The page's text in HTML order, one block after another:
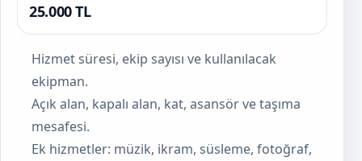
25.000 TL
Hizmet süresi, ekip sayısı ve kullanılacak
ekipman.
Açık alan, kapalı alan, kat, asansör ve taşıma
mesafesi.
Ek hizmetler: müzik, ikram, süsleme, fotoğraf,